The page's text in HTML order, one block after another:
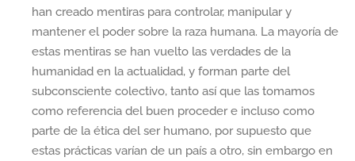
han creado mentiras para controlar, manipular y
mantener el poder sobre la raza humana. La mayoría de
estas mentiras se han vuelto las verdades de la
humanidad en la actualidad, y forman parte del
subconsciente colectivo, tanto así que las tomamos
como referencia del buen proceder e incluso como
parte de la ética del ser humano, por supuesto que
estas prácticas varían de un país a otro, sin embargo en